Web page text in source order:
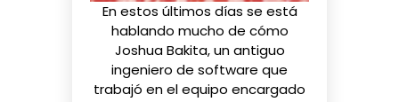
En estos últimos días se está
hablando mucho de cómo
Joshua Bakita, un antiguo
ingeniero de software que
trabajó en el equipo encargado